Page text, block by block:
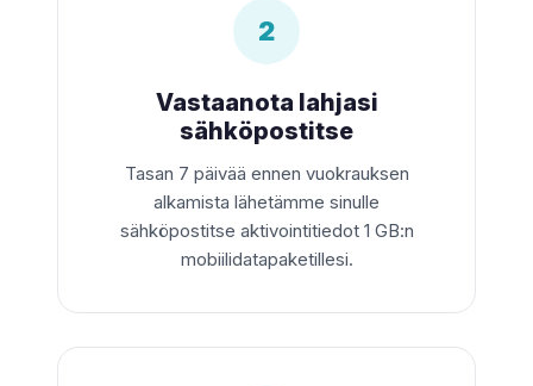
2
Vastaanota lahjasi
sähköpostitse
Tasan 7 päivää ennen vuokrauksen
alkamista lähetämme sinulle
sähköpostitse aktivointitiedot 1 GB:n
mobiilidatapaketillesi.